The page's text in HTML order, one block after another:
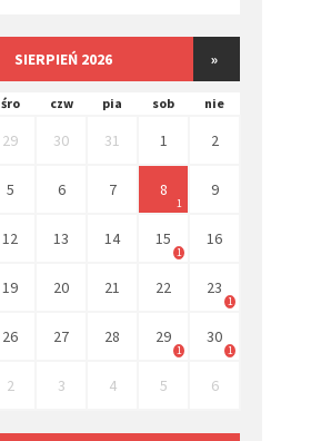
SIERPIEŃ 2026 »
śro czw pia sob nie
29 30 31 1 2
5 6 7 8
1
9
12 13 14 15
1
16
19 20 21 22 23
1
26 27 28 29
1
30
1
2 3 4 5 6